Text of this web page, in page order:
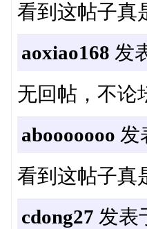
看到这帖子真
aoxiao168 发
无回帖，不论
abooooooo 发
看到这帖子真
cdong27 发表